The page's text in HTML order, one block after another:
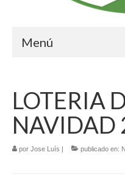
Menú
Nosotros
Quiénes somos
Junta Directiva
LOTERIA
NAVIDAD
por Jose Luís | publicado en: